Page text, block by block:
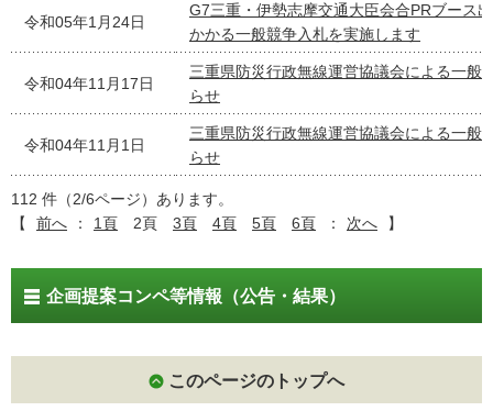
令和05年1月24日
G7三重・伊勢志摩交通大臣会合PRブース
かかる一般競争入札を実施します
令和04年11月17日
三重県防災行政無線運営協議会による一般
らせ
令和04年11月1日
三重県防災行政無線運営協議会による一般
らせ
112 件（2/6ページ）あります。
【
前へ ： 1頁 2頁 3頁 4頁 5頁 6頁 ： 次へ 】
企画提案コンペ等情報（公告・結果）
このページのトップへ